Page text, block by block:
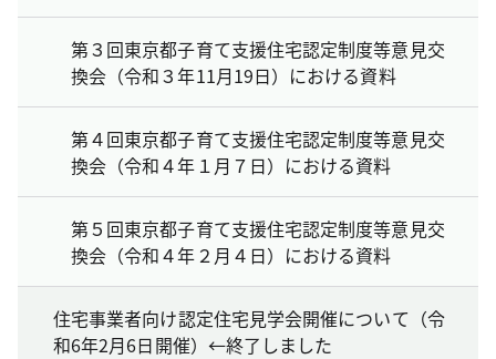
第３回東京都子育て支援住宅認定制度等意見交
換会（令和３年11月19日）における資料
第４回東京都子育て支援住宅認定制度等意見交
換会（令和４年１月７日）における資料
第５回東京都子育て支援住宅認定制度等意見交
換会（令和４年２月４日）における資料
住宅事業者向け認定住宅見学会開催について（令
和6年2月6日開催）←終了しました